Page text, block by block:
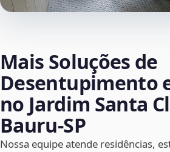
Mais Soluções de
Desentupimento
no Jardim Santa
Bauru‑SP
Nossa equipe atende residências,